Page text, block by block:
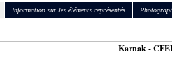
Information sur les éléments représentés